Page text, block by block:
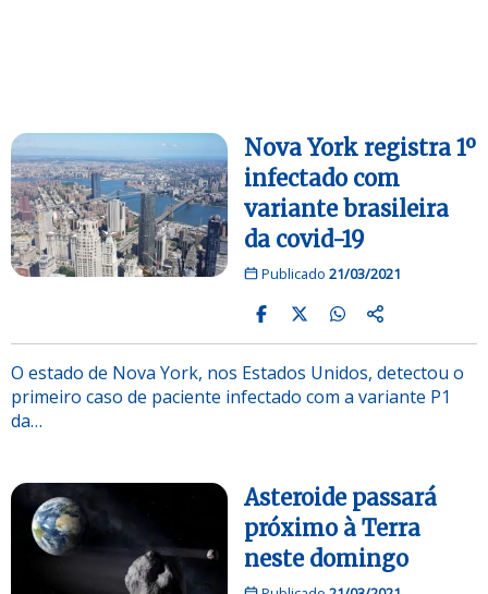
Nova York registra 1º
infectado com
variante brasileira
da covid-19
Publicado 21/03/2021
O estado de Nova York, nos Estados Unidos, detectou o
primeiro caso de paciente infectado com a variante P1
da…
Asteroide passará
próximo à Terra
neste domingo